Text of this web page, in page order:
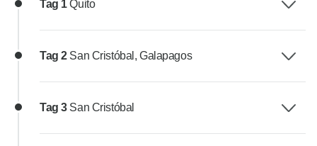
Tag 1Quito
Tag 2 San Cristóbal, Galapagos
Tag 3 San Cristóbal